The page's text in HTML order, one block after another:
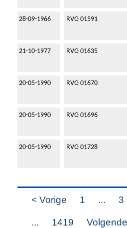
28-09-1966 RVG 01591
21-10-1977 RVG 01635
20-05-1990 RVG 01670
20-05-1990 RVG 01696
20-05-1990 RVG 01728
< Vorige 1 ... 3
... 1419